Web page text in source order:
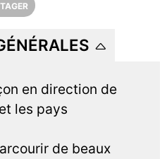
en direction de
les pays
de beaux